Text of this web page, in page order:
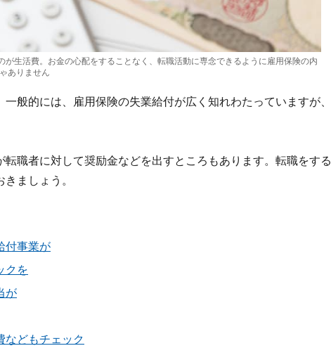
生活費。お金の心配をすることなく、転職活動に専念できるように雇用保険の内
ありません
般的には、雇用保険の失業給付が広く知れわたっていますが、
職者に対して奨励金などを出すところもあります。転職をする
ましょう。
付事業が
クを
が
などもチェック